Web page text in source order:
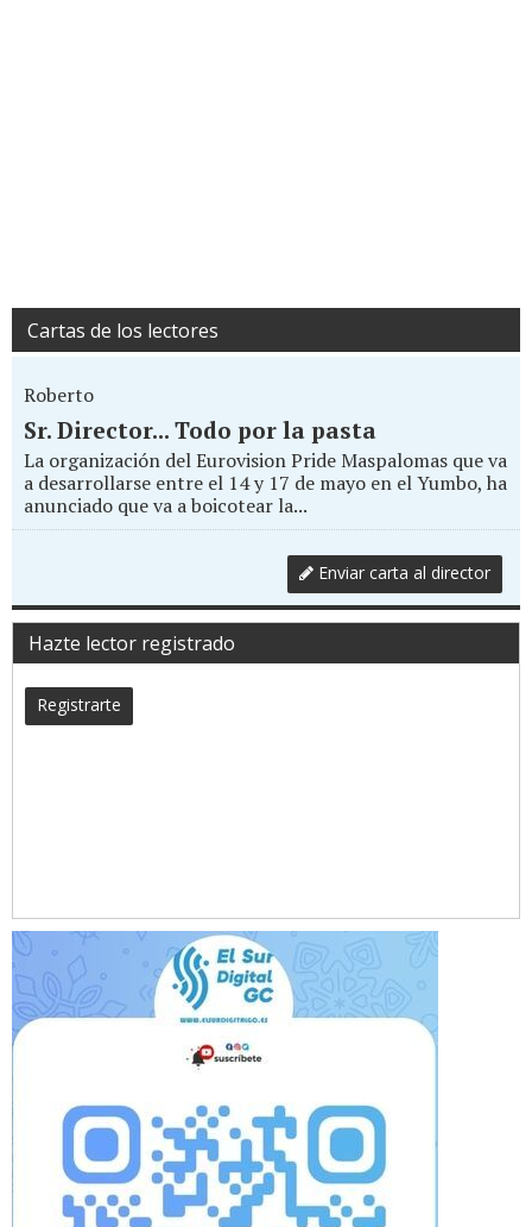
Cartas de los lectores
Roberto
Sr. Director... Todo por la pasta
La organización del Eurovision Pride Maspalomas que va
a desarrollarse entre el 14 y 17 de mayo en el Yumbo, ha
anunciado que va a boicotear la...
Enviar carta al director
Hazte lector registrado
Registrarte